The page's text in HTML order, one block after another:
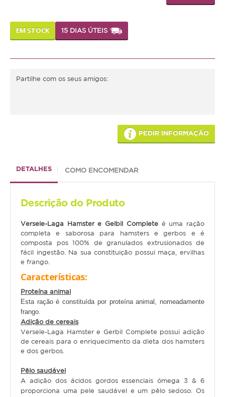
Tartaruga
Sénior
Adulto
Sénior
Pequenos mamíferos
Coelho
Porquinho da Índia
Chinchila
Furão
Gerbo
Degu
EM STOCK 15 DIAS ÚTEIS
Partilhe com os seus amigos:
PEDIR INFORMAÇÃO
DETALHES COMO ENCOMENDAR
Descrição do Produto
Versele-Laga Hamster e Gelbil Completeé uma ração
completa e saborosa para hamsters e gerbos e é
composta pos 100% de granulados extrusionados de
fácil ingestão. Na sua constituição possui maça, ervilhas
e frango.
Características:
Proteína animal
Esta ração é constituída por proteína animal, nomeadamente
frango.
Adição de cereais
Versele-Laga Hamster e Gerbil Complete possui adição
de cereais para o enriquecimento da dieta dos hamsters
e dos gerbos.
Pêlo saudável
A adição dos ácidos gordos essenciais ómega 3 & 6
proporciona uma pele saudável e um pêlo sedoso. Os